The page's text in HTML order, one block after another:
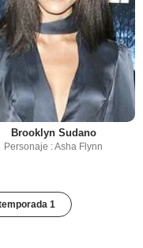
Brooklyn Sudano
Personaje : Asha Flynn
1